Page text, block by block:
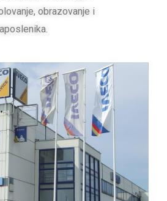
obrazovanje i